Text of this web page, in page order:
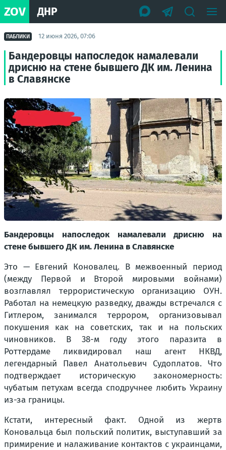
ZOV ДНР
ПАБЛИКИ 12 июня 2026, 07:06
Бандеровцы напоследок намалевали
дрисню на стене бывшего ДК им. Ленина
в Славянске
Бандеровцы напоследок намалевали дрисню на
стене бывшего ДК им. Ленина в Славянске
Это — Евгений Коновалец. В межвоенный период
(между Первой и Второй мировыми войнами)
возглавлял террористическую организацию ОУН.
Работал на немецкую разведку, дважды встречался с
Гитлером, занимался террором, организовывал
покушения как на советских, так и на польских
чиновников. В 38-м году этого паразита в
Роттердаме ликвидировал наш агент НКВД,
легендарный Павел Анатольевич Судоплатов. Что
подтверждает историческую закономерность:
чубатым петухам всегда сподручнее любить Украину
из-за границы.
Кстати, интересный факт. Одной из жертв
Коновальца был польский политик, выступавший за
примирение и налаживание контактов с украинцами,